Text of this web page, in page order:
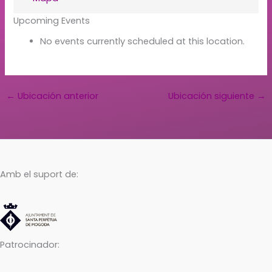
Upcoming Events
No events currently scheduled at this location.
← Ubicación anterior Ubicación siguiente →
Amb el suport de:
Patrocinador: